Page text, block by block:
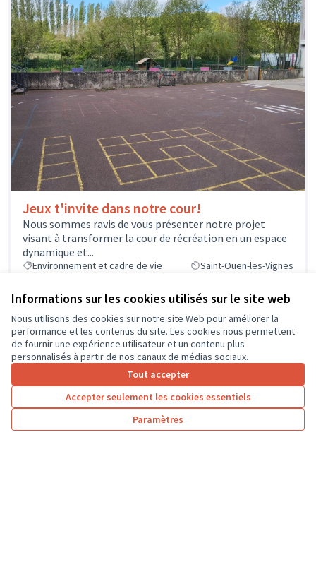
Informations sur les cookies utilisés sur le site web
Nous utilisons des cookies sur notre site Web pour améliorer la
performance et les contenus du site. Les cookies nous permettent
de fournir une expérience utilisateur et un contenu plus
personnalisés à partir de nos canaux de médias sociaux.
Tout accepter
Accepter seulement les cookies essentiels
Paramètres
Jeux t'invite dans notre cour!
Nous sommes ravis de vous présenter notre projet
visant à transformer la cour de récréation en un espace
dynamique et...
Environnement et cadre de vie Saint-Ouen-les-Vignes